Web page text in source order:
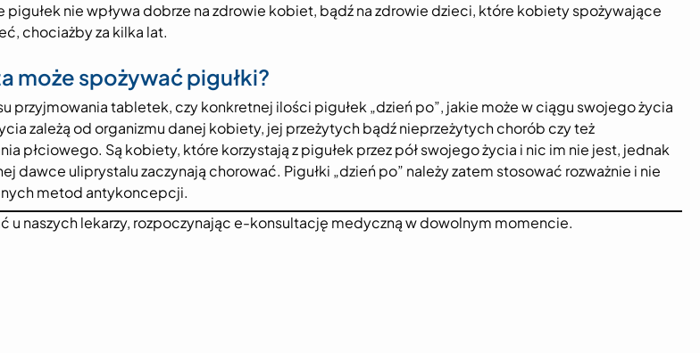
nie wpływa dobrze na zdrowie kobiet, bądź na zdrowie dzieci, które kobiety spożywające
chociażby za kilka lat.
może spożywać pigułki?
przyjmowania tabletek, czy konkretnej ilości pigułek „dzień po”, jakie może w ciągu swojego życia
zależą od organizmu danej kobiety, jej przeżytych bądź nieprzeżytych chorób czy też
płciowego. Są kobiety, które korzystają z pigułek przez pół swojego życia i nic im nie jest, jednak
dawce uliprystalu zaczynają chorować. Pigułki „dzień po” należy zatem stosować rozważnie i nie
metod antykoncepcji.
u naszych lekarzy, rozpoczynając e-konsultację medyczną w dowolnym momencie.